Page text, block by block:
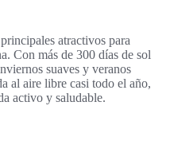
atractivos para
Con más de 300 días de sol
suaves y veranos
al aire libre casi todo el año,
activo y saludable.